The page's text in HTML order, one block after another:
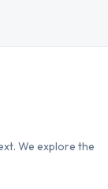
We explore the